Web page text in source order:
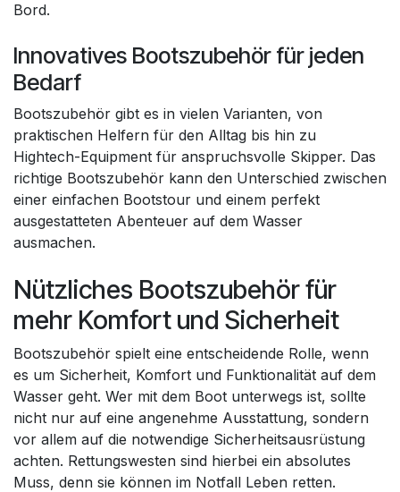
Bord.
Innovatives Bootszubehör für jeden
Bedarf
Bootszubehör gibt es in vielen Varianten, von
praktischen Helfern für den Alltag bis hin zu
Hightech-Equipment für anspruchsvolle Skipper. Das
richtige Bootszubehör kann den Unterschied zwischen
einer einfachen Bootstour und einem perfekt
ausgestatteten Abenteuer auf dem Wasser
ausmachen.
Nützliches Bootszubehör für
mehr Komfort und Sicherheit
Bootszubehör spielt eine entscheidende Rolle, wenn
es um Sicherheit, Komfort und Funktionalität auf dem
Wasser geht. Wer mit dem Boot unterwegs ist, sollte
nicht nur auf eine angenehme Ausstattung, sondern
vor allem auf die notwendige Sicherheitsausrüstung
achten. Rettungswesten sind hierbei ein absolutes
Muss, denn sie können im Notfall Leben retten.